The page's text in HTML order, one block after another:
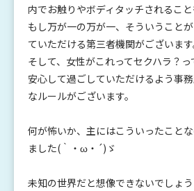
内でお触りやボディタッチされること
もし万が一の万が一、そういうこと
ていただける第三者機関がございます
そして、女性がこれってセクハラ？っ
安心して過ごしていただけるよう事
なルールがございます。
何が怖いか、主にはこういったこと
ました(｀・ω・´)ゞ
未知の世界だと想像できないでしょう